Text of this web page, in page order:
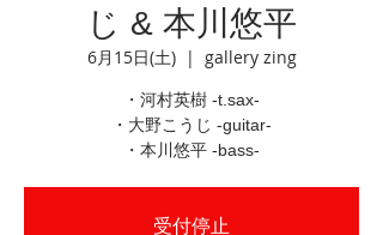
じ & 本川悠平
6月15日(土)
  |
gallery zing
・河村英樹 -t.sax-
・大野こうじ -guitar-
・本川悠平 -bass-
受付停止